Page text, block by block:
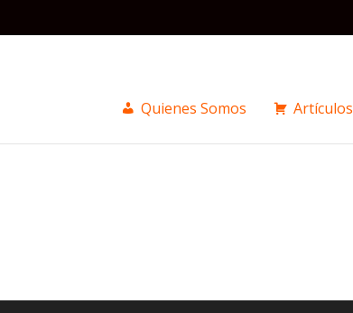
Quienes Somos Artículos